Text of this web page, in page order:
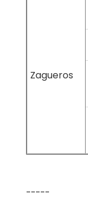
Zagueros
-----